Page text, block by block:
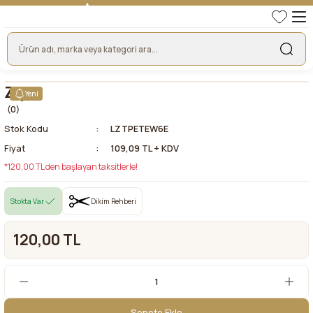
Yeni
Zişan
(0)
Stok Kodu
LZTPETEW6E
Fiyat
109,09 TL + KDV
*120,00 TL den başlayan taksitlerle!
Stokta Var Dikim Rehberi
120,00 TL